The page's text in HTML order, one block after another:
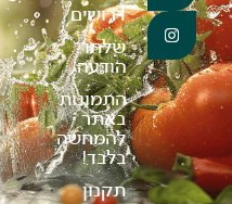
דרושים
שלחו
הודעה
התמונות
באתר
להמחשה
בלבד!
תקנון